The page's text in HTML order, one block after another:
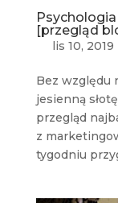
[przegląd
lis 10, 2019
Bez względu
jesienną
przegląd
z
tygodniu